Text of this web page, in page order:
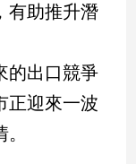
有助推升潛
的出口競爭
正迎來一波